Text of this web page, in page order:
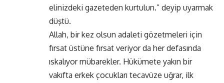
elinizdeki gazeteden kurtulun.” deyip uyarmak
düştü.
Allah, bir kez olsun adaleti gözetmeleri için
fırsat üstüne fırsat veriyor da her defasında
ıskalıyor mübarekler. Hükümete yakın bir
vakıfta erkek çocukları tecavüze uğrar, ilk